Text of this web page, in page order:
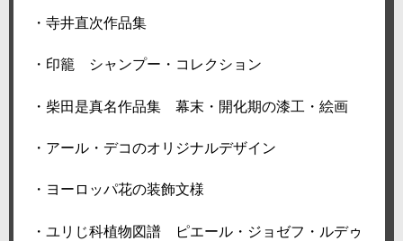
・寺井直次作品集
・印籠 シャンプー・コレクション
・柴田是真名作品集 幕末・開化期の漆工・絵画
・アール・デコのオリジナルデザイン
・ヨーロッパ花の装飾文様
・ユリじ科植物図譜 ピエール・ジョゼフ・ルデゥ